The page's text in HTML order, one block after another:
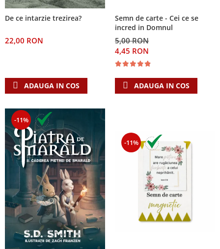
De ce intarzie trezirea?
22,00 RON
ADAUGA IN COS
Semn de carte - Cei ce se
incred in Domnul
5,00 RON
4,45 RON
ADAUGA IN COS
-11%
-11%